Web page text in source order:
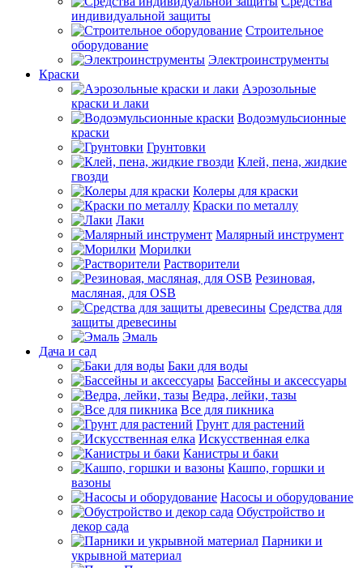
индивидуальной защиты
Строительное
оборудование
Электроинструменты
Краски
Аэрозольные
краски и лаки
Водоэмульсионные
краски
Грунтовки
Клей, пена, жидкие
гвозди
Колеры для краски
Краски по металлу
Лаки
Малярный инструмент
Морилки
Растворители
Резиновая,
масляная, для OSB
Средства для
защиты древесины
Эмаль
Дача и сад
Баки для воды
Бассейны и аксессуары
Ведра, лейки, тазы
Все для пикника
Грунт для растений
Искусственная елка
Канистры и баки
Кашпо, горшки и
вазоны
Насосы и оборудование
Обустройство и
декор сада
Парники и
укрывной материал